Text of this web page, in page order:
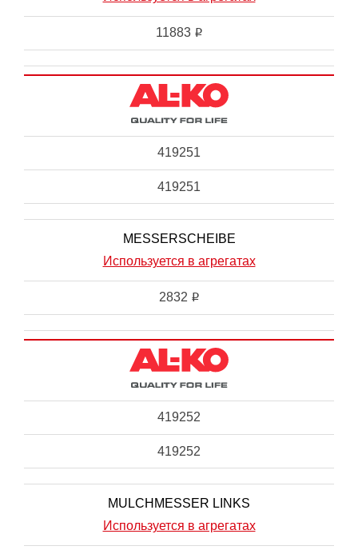
11883 i
419251
419251
MESSERSCHEIBE
Используется в агрегатах
2832 i
419252
419252
MULCHMESSER LINKS
Используется в агрегатах